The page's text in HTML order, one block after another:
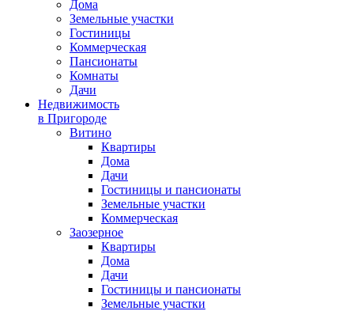
Дома
Земельные участки
Гостиницы
Коммерческая
Пансионаты
Комнаты
Дачи
Недвижимость
в Пригороде
Витино
Квартиры
Дома
Дачи
Гостиницы и пансионаты
Земельные участки
Коммерческая
Заозерное
Квартиры
Дома
Дачи
Гостиницы и пансионаты
Земельные участки